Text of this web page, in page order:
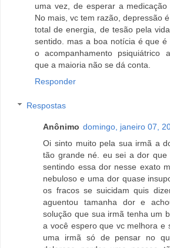
uma vez, de esperar a medicação
No mais, vc tem razão, depressão
total de energia, de tesão pela
sentido. mas a boa notícia é que é
o acompanhamento psiquiátrico
que a maioria não se dá conta.
Responder
Respostas
Anônimo domingo, janeiro 07,
Oi sinto muito pela sua irmã a
tão grande né. eu sei a dor que
sentindo essa dor nesse exato
nebuloso e uma dor quase
os fracos se suicidam quis
aguentou tamanha dor e
solução que sua irmã tenha um
a você espero que vc melhora e
uma irmã só de pensar no